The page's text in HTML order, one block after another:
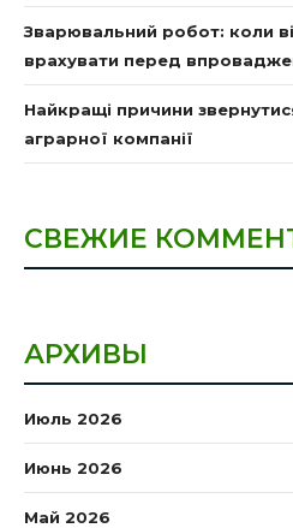
Зварювальний робот: коли
врахувати перед
Найкращі причини
аграрної компанії
СВЕЖИЕ
АРХИВЫ
Июль 2026
Июнь 2026
Май 2026